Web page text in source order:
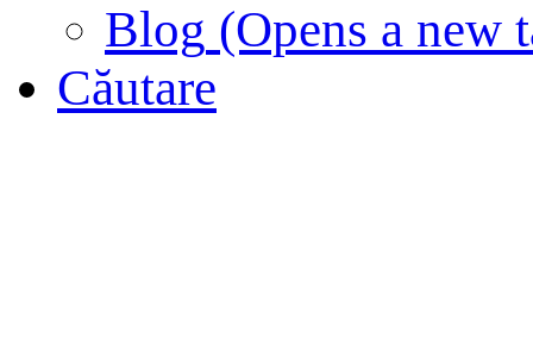
Blog (Opens a new
Căutare